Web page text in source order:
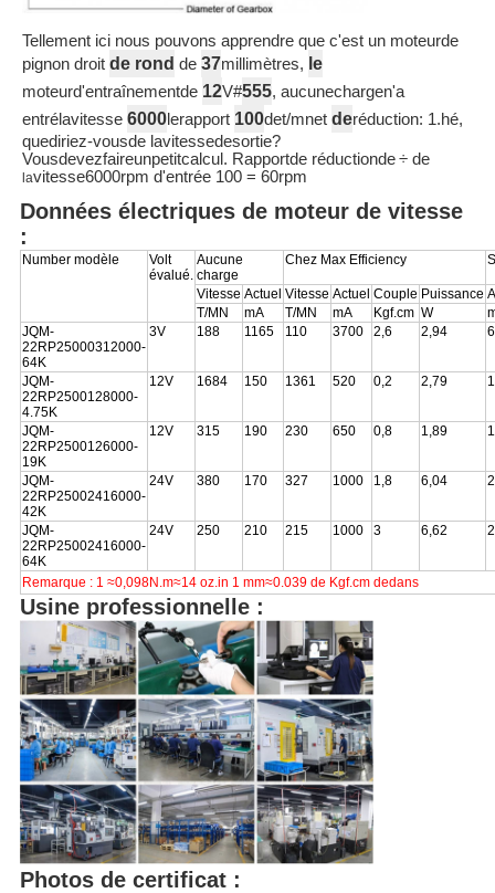
Tellement ici nous pouvons apprendre que c'est un moteurde
pignon droit de rond de 37millimètres, le
moteurd'entraînementde 12V#555, aucunechargen'a
entrélavitesse 6000lerapport 100det/mnet deréduction: 1.hé,
quediriez-vousde lavitessedesortie?
Vousdevezfaireunpetitcalcul. Rapportde réductionde÷ de
lavitesse6000rpm d'entrée 100 = 60rpm
Données électriques de moteur de vitesse
:
Number modèle
Volt
évalué.
Aucune
charge
Chez Max Efficiency
Vitesse Actuel Vitesse Actuel Couple Puissance
T/MN
mA T/MN mA Kgf.cm W
JQM-
22RP25000312000-
64K
3V 188 1165 110 3700 2,6 2,94
JQM-
22RP2500128000-
4.75K
12V 1684 150 1361 520 0,2 2,79
JQM-
22RP2500126000-
19K
12V 315 190 230 650 0,8 1,89
JQM-
22RP25002416000-
42K
24V 380 170 327 1000 1,8 6,04
JQM-
22RP25002416000-
64K
24V 250 210 215 1000 3 6,62
Remarque : 1 ≈0,098N.m≈14 oz.in 1 mm≈0.039 de Kgf.cm dedans
Usine professionnelle :
Photos de certificat :